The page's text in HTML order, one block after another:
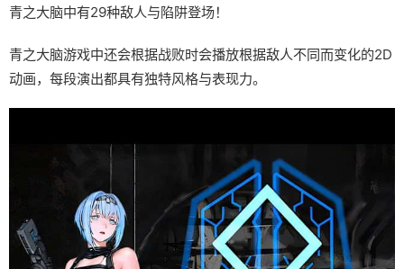
青之大脑中有29种敌人与陷阱登场！
青之大脑游戏中还会根据战败时会播放根据敌人不同而变化的2D
动画，每段演出都具有独特风格与表现力。